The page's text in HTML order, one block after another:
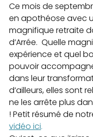
Ce mois de
en apothéose avec
magnifique retraite
d’Arrée.  Quelle
expérience et quel
pouvoir
dans leur
d’ailleurs, elles sont
ne les arrête plus
! Petit résumé de
vidéo ici.